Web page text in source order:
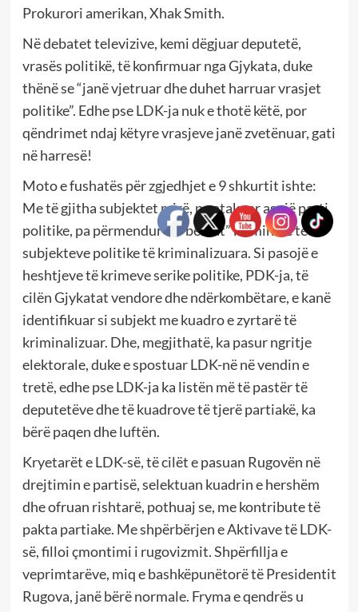
Prokurori amerikan, Xhak Smith.
Në debatet televizive, kemi dëgjuar deputetë,
vrasës politikë, të konfirmuar nga Gjykata, duke
thënë se “janë vjetruar dhe duhet harruar vrasjet
politike”. Edhe pse LDK-ja nuk e thotë këtë, por
qëndrimet ndaj këtyre vrasjeve janë zvetënuar, gati
në harresë!
Moto e fushatës për zgjedhjet e 9 shkurtit ishte:
Me të gjitha subjektet mirë, pa atakuar asnjë parti
politike, pa përmendur të “bëmat” kriminale të
subjekteve politike të kriminalizuara. Si pasojë e
heshtjeve të krimeve serike politike, PDK-ja, të
cilën Gjykatat vendore dhe ndërkombëtare, e kanë
identifikuar si subjekt me kuadro e zyrtarë të
kriminalizuar. Dhe, megjithatë, ka pasur ngritje
elektorale, duke e spostuar LDK-në në vendin e
tretë, edhe pse LDK-ja ka listën më të pastër të
deputetëve dhe të kuadrove të tjerë partiakë, ka
bërë paqen dhe luftën.
Kryetarët e LDK-së, të cilët e pasuan Rugovën në
drejtimin e partisë, selektuan kuadrin e hershëm
dhe ofruan rishtarë, pothuaj se, me kontribute të
pakta partiake. Me shpërbërjen e Aktivave të LDK-
së, filloi çmontimi i rugovizmit. Shpërfillja e
veprimtarëve, miq e bashkëpunëtorë të Presidentit
Rugova, janë bërë normale. Fryma e qendrës u